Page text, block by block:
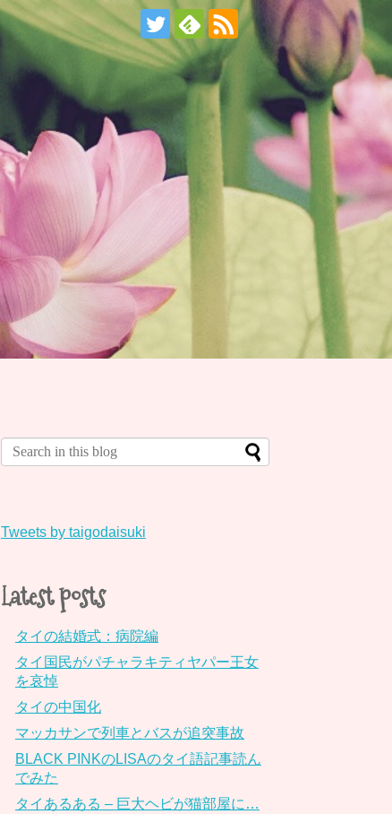
Tweets by taigodaisuki
Latest posts
タイの結婚式：病院編
タイ国民がパチャラキティヤパー王女
を哀悼
タイの中国化
マッカサンで列車とバスが追突事故
BLACK PINKのLISAのタイ語記事読ん
でみた
タイあるある – 巨大ヘビが猫部屋に…